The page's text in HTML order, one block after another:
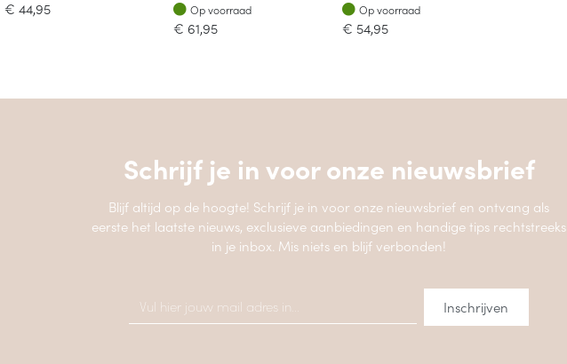
€ 44,95 Op voorraad
Op voorraad
€ 61,95
Op voorraad
Op voorraad
€ 54,95
Schrijf je in voor onze nieuwsbrief
Blijf altijd op de hoogte! Schrijf je in voor onze nieuwsbrief en ontvang als
eerste het laatste nieuws, exclusieve aanbiedingen en handige tips rechtstreeks
in je inbox. Mis niets en blijf verbonden!